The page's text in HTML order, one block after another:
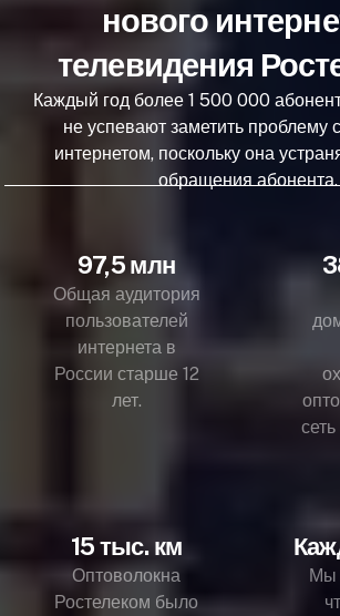
нового
телевидения
Каждый год более 1 500 000
не успевают заметить
интернетом, поскольку она
обращения абонента.
97,5 млн
Общая аудитория
пользователей
интернета в
России старше 12
лет.
15 тыс. км
Оптоволокна
Ростелеком было
Мы